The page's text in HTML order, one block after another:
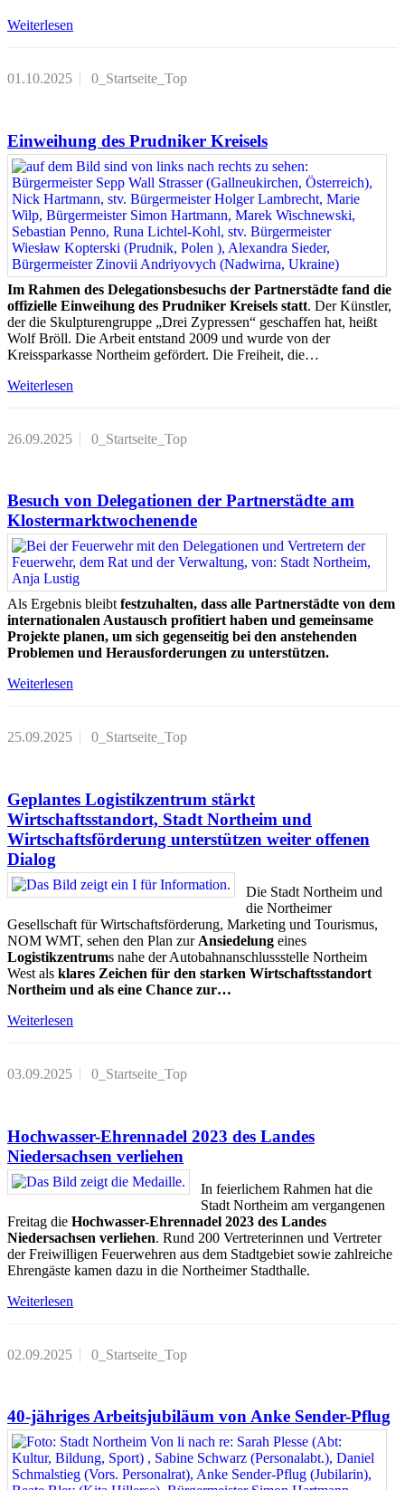
Weiterlesen
01.10.2025 0_Startseite_Top
Einweihung des Prudniker Kreisels
Im Rahmen des Delegationsbesuchs der Partnerstädte fand die
offizielle Einweihung des Prudniker Kreisels statt. Der Künstler,
der die Skulpturengruppe „Drei Zypressen“ geschaffen hat, heißt
Wolf Bröll. Die Arbeit entstand 2009 und wurde von der
Kreissparkasse Northeim gefördert. Die Freiheit, die…
Weiterlesen
26.09.2025 0_Startseite_Top
Besuch von Delegationen der Partnerstädte am
Klostermarktwochenende
Als Ergebnis bleibt festzuhalten, dass alle Partnerstädte von dem
internationalen Austausch profitiert haben und gemeinsame
Projekte planen, um sich gegenseitig bei den anstehenden
Problemen und Herausforderungen zu unterstützen.
Weiterlesen
25.09.2025 0_Startseite_Top
Geplantes Logistikzentrum stärkt
Wirtschaftsstandort, Stadt Northeim und
Wirtschaftsförderung unterstützen weiter offenen
Dialog
Die Stadt Northeim und
die Northeimer
Gesellschaft für Wirtschaftsförderung, Marketing und Tourismus,
NOM WMT, sehen den Plan zur Ansiedelung eines
Logistikzentrums nahe der Autobahnanschlussstelle Northeim
West als klares Zeichen für den starken Wirtschaftsstandort
Northeim und als eine Chance zur…
Weiterlesen
03.09.2025 0_Startseite_Top
Hochwasser-Ehrennadel 2023 des Landes
Niedersachsen verliehen
In feierlichem Rahmen hat die
Stadt Northeim am vergangenen
Freitag die Hochwasser-Ehrennadel 2023 des Landes
Niedersachsen verliehen. Rund 200 Vertreterinnen und Vertreter
der Freiwilligen Feuerwehren aus dem Stadtgebiet sowie zahlreiche
Ehrengäste kamen dazu in die Northeimer Stadthalle.
Weiterlesen
02.09.2025 0_Startseite_Top
40-jähriges Arbeitsjubiläum von Anke Sender-Pflug